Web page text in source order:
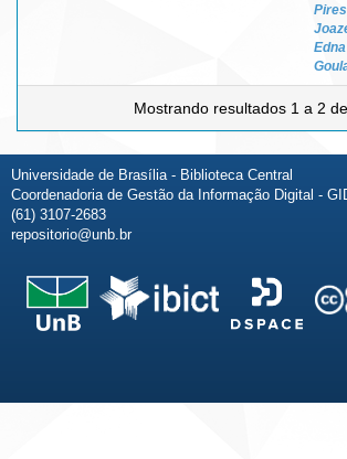
Mostrando resultados 1 a 2
Universidade de Brasília - Biblioteca Central
Coordenadoria de Gestão da Informação Digital -
(61) 3107-2683
repositorio@unb.br